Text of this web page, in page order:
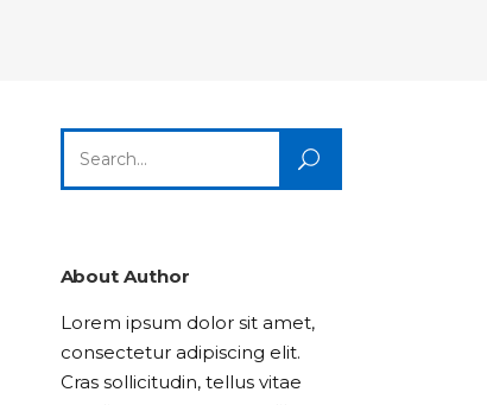
Lists
Highlights
Lists
Title & Subtitle
Title & Subtitle
for:
About Author
Lorem ipsum dolor sit amet,
consectetur adipiscing elit.
Cras sollicitudin, tellus vitae